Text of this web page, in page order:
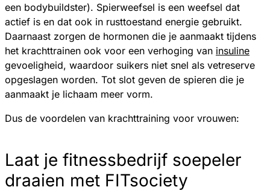
een bodybuildster). Spierweefsel is een weefsel dat
actief is en dat ook in rusttoestand energie gebruikt.
Daarnaast zorgen de hormonen die je aanmaakt tijdens
het krachttrainen ook voor een verhoging van insuline
gevoeligheid, waardoor suikers niet snel als vetreserve
opgeslagen worden. Tot slot geven de spieren die je
aanmaakt je lichaam meer vorm.
Dus de voordelen van krachttraining voor vrouwen:
Laat je fitnessbedrijf soepeler
draaien met FITsociety